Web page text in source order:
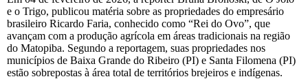
e o Trigo, publicou matéria sobre as propriedades do empresário
brasileiro Ricardo Faria, conhecido como “Rei do Ovo”, que
avançam com a produção agrícola em áreas tradicionais na região
do Matopiba. Segundo a reportagem, suas propriedades nos
municípios de Baixa Grande do Ribeiro (PI) e Santa Filomena (PI)
estão sobrepostas à área total de territórios brejeiros e indígenas.